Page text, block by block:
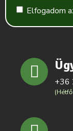
Elfogadom
+36